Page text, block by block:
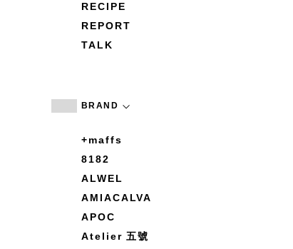
RECIPE
REPORT
TALK
BRAND
+maffs
8182
ALWEL
AMIACALVA
APOC
Atelier 五號